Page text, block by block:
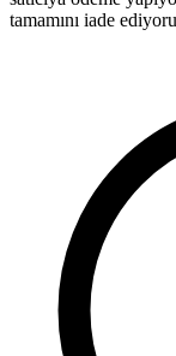
tamamını iade